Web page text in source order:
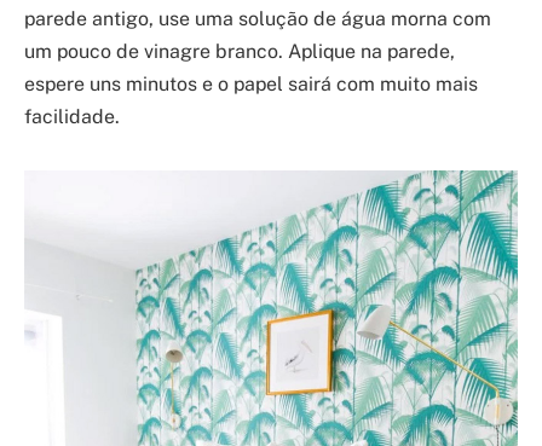
parede antigo, use uma solução de água morna com
um pouco de vinagre branco. Aplique na parede,
espere uns minutos e o papel sairá com muito mais
facilidade.